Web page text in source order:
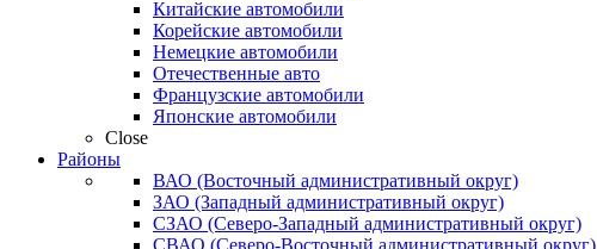
Китайские автомобили
Корейские автомобили
Немецкие автомобили
Отечественные авто
Французские автомобили
Японские автомобили
Close
Районы
ВАО (Восточный административный округ)
ЗАО (Западный административный округ)
СЗАО (Северо-Западный административный округ)
СВАО (Северо-Восточный административный округ)